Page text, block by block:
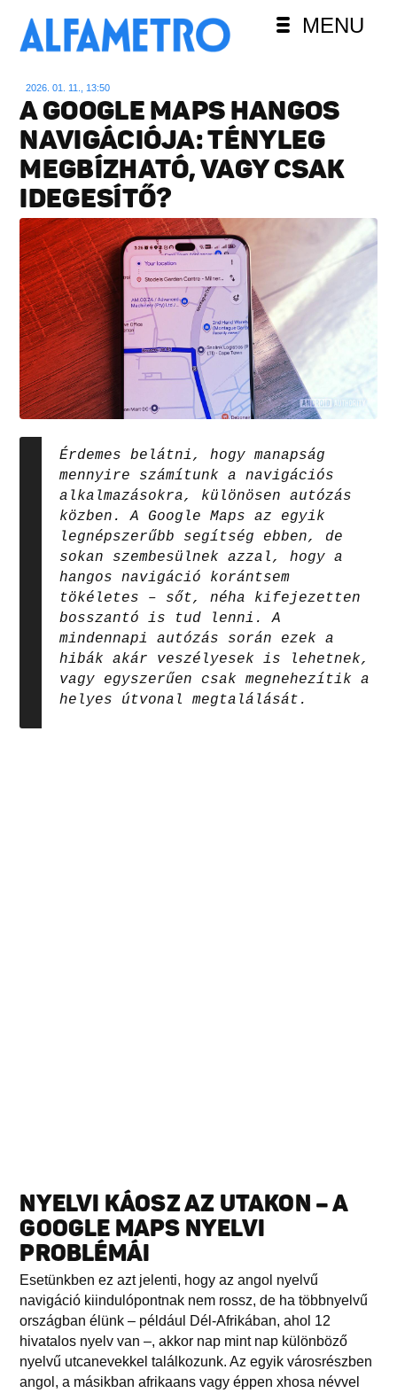
MENU
2026. 01. 11., 13:50
A GOOGLE MAPS HANGOS
NAVIGÁCIÓJA: TÉNYLEG
MEGBÍZHATÓ, VAGY CSAK
IDEGESÍTŐ?
Érdemes belátni, hogy manapság
mennyire számítunk a navigációs
alkalmazásokra, különösen autózás
közben. A Google Maps az egyik
legnépszerűbb segítség ebben, de
sokan szembesülnek azzal, hogy a
hangos navigáció korántsem
tökéletes – sőt, néha kifejezetten
bosszantó is tud lenni. A
mindennapi autózás során ezek a
hibák akár veszélyesek is lehetnek,
vagy egyszerűen csak megnehezítik a
helyes útvonal megtalálását.
NYELVI KÁOSZ AZ UTAKON – A
GOOGLE MAPS NYELVI
PROBLÉMÁI
Esetünkben ez azt jelenti, hogy az angol nyelvű
navigáció kiindulópontnak nem rossz, de ha többnyelvű
országban élünk – például Dél-Afrikában, ahol 12
hivatalos nyelv van –, akkor nap mint nap különböző
nyelvű utcanevekkel találkozunk. Az egyik városrészben
angol, a másikban afrikaans vagy éppen xhosa névvel